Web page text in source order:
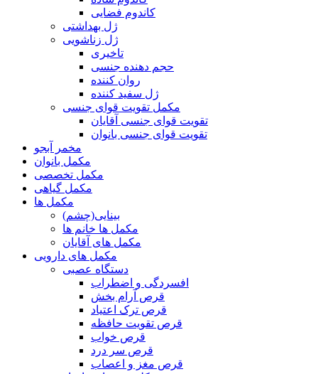
کاندوم فضایی
ژل بهداشتی
ژل زناشویی
تاخیری
حجم دهنده جنسی
روان کننده
ژل سفید کننده
مکمل تقویت قوای جنسی
تقویت قوای جنسی آقایان
تقویت قوای جنسی بانوان
مخمر آبجو
مکمل بانوان
مکمل تخصصی
مکمل گیاهی
مکمل ها
بینایی(چشم)
مکمل ها خانم ها
مکمل های آقایان
مکمل های دارویی
دستگاه عصبی
افسردگی و اضطراب
قرص آرام بخش
قرص ترک اعتیاد
قرص تقویت حافظه
قرص خواب
قرص سر درد
قرص مغز و اعصاب